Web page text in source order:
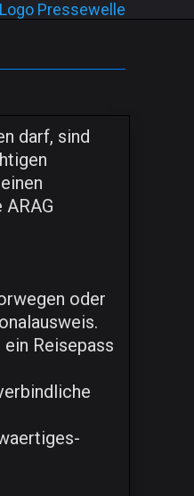
darf, sind
oder
Reisepass